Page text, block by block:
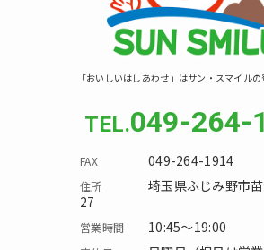
「おいしいはしあわせ」はサン・スマイルの
049-264-
049-264-1914
埼玉県ふじみ野市
27
10:45～19:00